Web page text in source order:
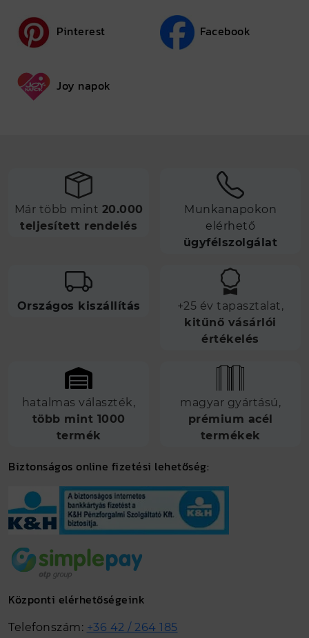
Pinterest Facebook
Joy napok
Már több mint 20.000
teljesített rendelés
Munkanapokon
elérhető
ügyfélszolgálat
Országos kiszállítás
+25 év tapasztalat,
kitűnő vásárlói
értékelés
hatalmas választék,
több mint 1000
termék
magyar gyártású,
prémium acél
termékek
Biztonságos online fizetési lehetőség:
Központi elérhetőségeink
Telefonszám: +36 42 / 264 185